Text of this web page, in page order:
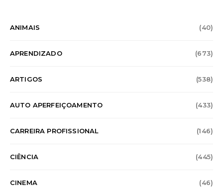
ANIMAIS (40)
APRENDIZADO (673)
ARTIGOS (538)
AUTO APERFEIÇOAMENTO (433)
CARREIRA PROFISSIONAL (146)
CIÊNCIA (445)
CINEMA (46)